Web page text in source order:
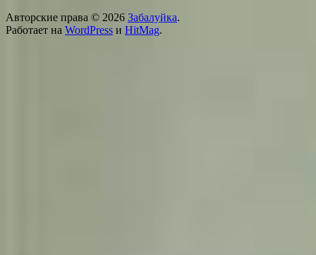
Авторские права © 2026 Забалуйка.
Работает на WordPress и HitMag.